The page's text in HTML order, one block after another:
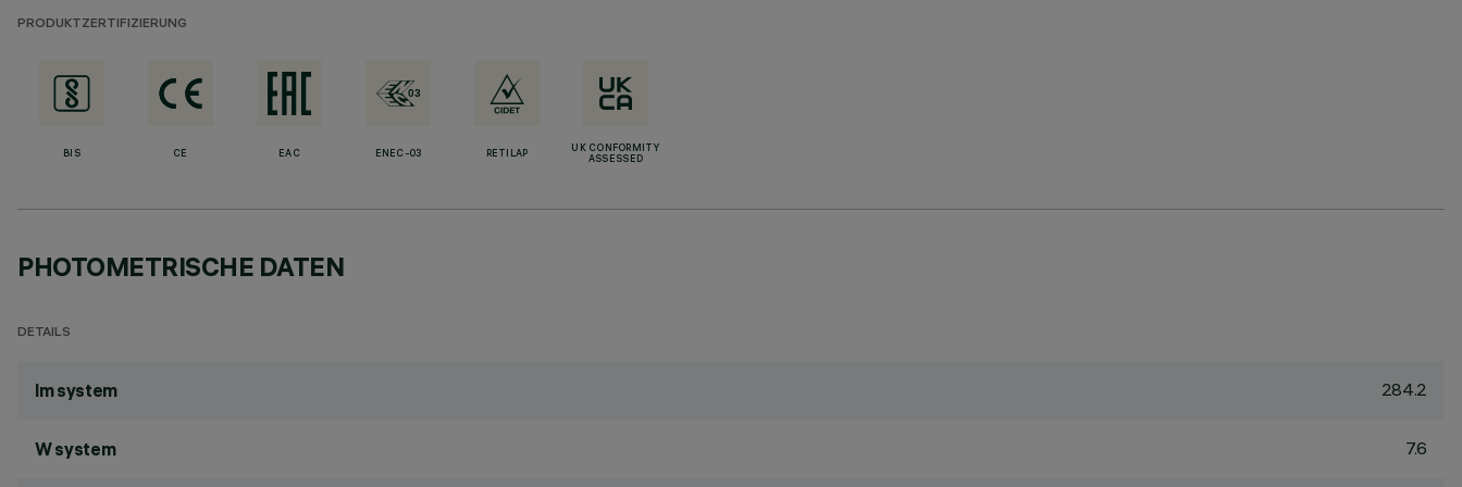
PRODUKTZERTIFIZIERUNG
BIS CE EAC ENEC-03 RETILAP
UK CONFORMITY
ASSESSED
PHOTOMETRISCHE DATEN
DETAILS
lm system 284.2
W system 7.6